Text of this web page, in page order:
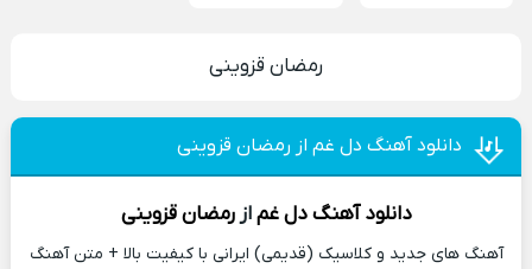
رمضان قزوینی
دانلود آهنگ دل غم از رمضان قزوینی
دانلود آهنگ دل غم ازرمضان قزوینی
آهنگ های جدید و کلاسیک (قدیمی) ایرانی با کیفیت بالا + متن آهنگ